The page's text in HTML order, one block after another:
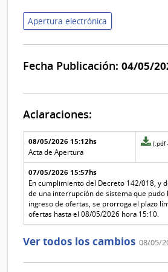
Apertura electrónica
Fecha Publicación: 04/05/
Aclaraciones:
Aclaraciones del llamado
Fecha y
texto de
la
aclaración
Archivo
de la
aclaración
08/05/2026 15:12hs
Acta de Apertura
de
Nº
1
(.pdf
07/05/2026 15:57hs
En cumplimiento del Decreto 142/018, y
de una interrupción de sistema que pudo
ingreso de ofertas, se prorroga el plazo
ofertas hasta el 08/05/2026 hora 15:10.
Ver todos los cambios 08/05/